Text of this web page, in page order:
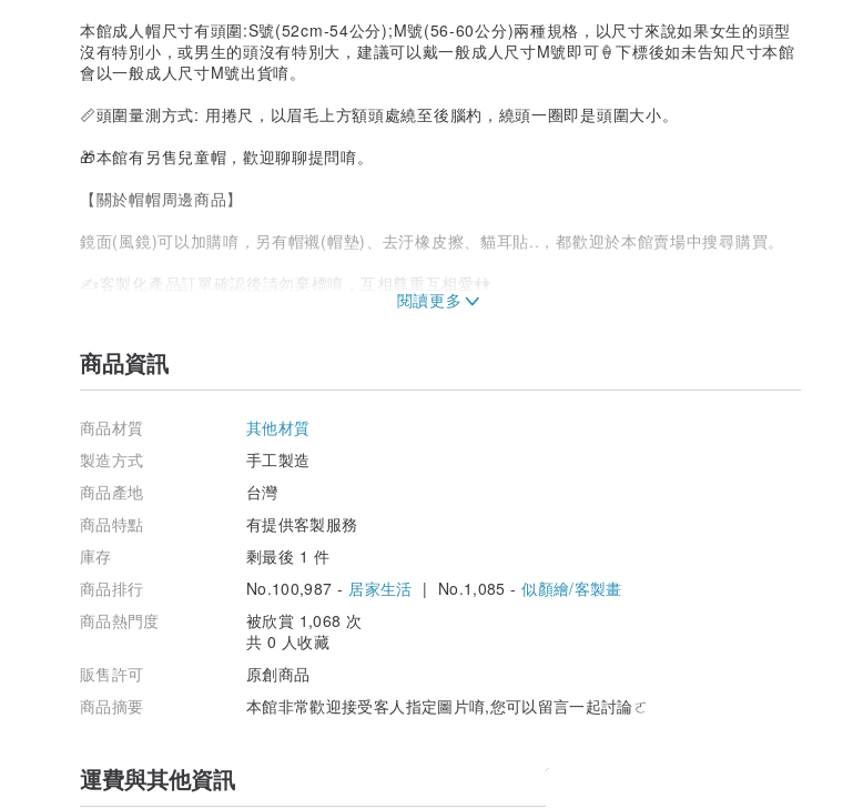
本館成人帽尺寸有頭圍:S號(52cm-54公分);M號(56-60公分)兩種規格，以尺寸來說如果女生的頭型
沒有特別小，或男生的頭沒有特別大，建議可以戴一般成人尺寸M號即可🍦下標後如未告知尺寸本館
會以一般成人尺寸M號出貨唷。
📏頭圍量測方式: 用捲尺，以眉毛上方額頭處繞至後腦杓，繞頭一圈即是頭圍大小。
🎁本館有另售兒童帽，歡迎聊聊提問唷。
【關於帽帽周邊商品】
鏡面(風鏡)可以加購唷，另有帽襯(帽墊)、去汙橡皮擦、貓耳貼..，都歡迎於本館賣場中搜尋購買。
✍客製化產品訂單確認後請勿棄標唷，互相尊重互相愛👫
商品資訊
商品材質
其他材質
製造方式
手工製造
商品產地
台灣
商品特點
有提供客製服務
庫存
剩最後 1 件
商品排行
No.100,987 - 居家生活 | No.1,085 -似顏繪/客製畫
商品熱門度
被欣賞 1,068 次
共 0 人收藏
販售許可
原創商品
商品摘要
本館非常歡迎接受客人指定圖片唷,您可以留言一起討論ㄛ
運費與其他資訊